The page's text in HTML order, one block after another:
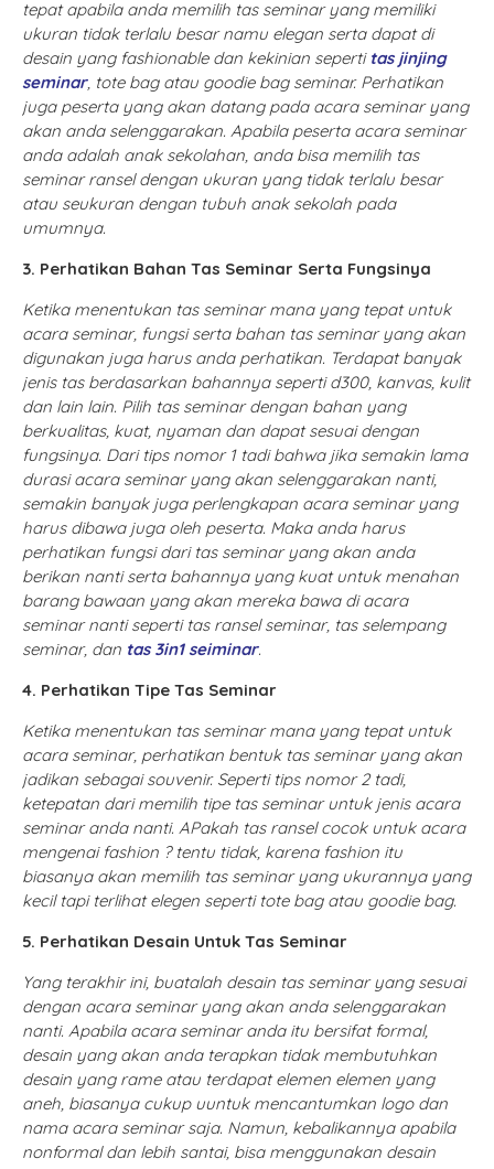
tepat apabila anda memilih tas seminar yang memiliki
ukuran tidak terlalu besar namu elegan serta dapat di
desain yang fashionable dan kekinian seperti tas jinjing
seminar, tote bag atau goodie bag seminar. Perhatikan
juga peserta yang akan datang pada acara seminar yang
akan anda selenggarakan. Apabila peserta acara seminar
anda adalah anak sekolahan, anda bisa memilih tas
seminar ransel dengan ukuran yang tidak terlalu besar
atau seukuran dengan tubuh anak sekolah pada
umumnya.
3. Perhatikan Bahan Tas Seminar Serta Fungsinya
Ketika menentukan tas seminar mana yang tepat untuk
acara seminar, fungsi serta bahan tas seminar yang akan
digunakan juga harus anda perhatikan. Terdapat banyak
jenis tas berdasarkan bahannya seperti d300, kanvas, kulit
dan lain lain. Pilih tas seminar dengan bahan yang
berkualitas, kuat, nyaman dan dapat sesuai dengan
fungsinya. Dari tips nomor 1 tadi bahwa jika semakin lama
durasi acara seminar yang akan selenggarakan nanti,
semakin banyak juga perlengkapan acara seminar yang
harus dibawa juga oleh peserta. Maka anda harus
perhatikan fungsi dari tas seminar yang akan anda
berikan nanti serta bahannya yang kuat untuk menahan
barang bawaan yang akan mereka bawa di acara
seminar nanti seperti tas ransel seminar, tas selempang
seminar, dan tas 3in1 seiminar.
4. Perhatikan Tipe Tas Seminar
Ketika menentukan tas seminar mana yang tepat untuk
acara seminar, perhatikan bentuk tas seminar yang akan
jadikan sebagai souvenir. Seperti tips nomor 2 tadi,
ketepatan dari memilih tipe tas seminar untuk jenis acara
seminar anda nanti. APakah tas ransel cocok untuk acara
mengenai fashion ? tentu tidak, karena fashion itu
biasanya akan memilih tas seminar yang ukurannya yang
kecil tapi terlihat elegen seperti tote bag atau goodie bag.
5. Perhatikan Desain Untuk Tas Seminar
Yang terakhir ini, buatalah desain tas seminar yang sesuai
dengan acara seminar yang akan anda selenggarakan
nanti. Apabila acara seminar anda itu bersifat formal,
desain yang akan anda terapkan tidak membutuhkan
desain yang rame atau terdapat elemen elemen yang
aneh, biasanya cukup uuntuk mencantumkan logo dan
nama acara seminar saja. Namun, kebalikannya apabila
nonformal dan lebih santai, bisa menggunakan desain